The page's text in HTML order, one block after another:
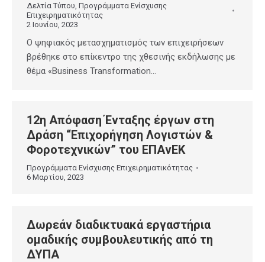
Δελτία Τύπου Προγράμματα Ενίσχυσης
Επιχειρηματικότητας
2 Ιουνίου, 2023
Ο ψηφιακός μετασχηματισμός των επιχειρήσεων
βρέθηκε στο επίκεντρο της χθεσινής εκδήλωσης με
θέμα «Business Transformation…
12η Απόφαση Ένταξης έργων στη
Δράση “Επιχορήγηση Λογιστών &
Φοροτεχνικών” του ΕΠΑνΕΚ
Προγράμματα Ενίσχυσης Επιχειρηματικότητας
6 Μαρτίου, 2023
Δωρεάν διαδικτυακά εργαστήρια
ομαδικής συμβουλευτικής από τη
ΔΥΠΑ